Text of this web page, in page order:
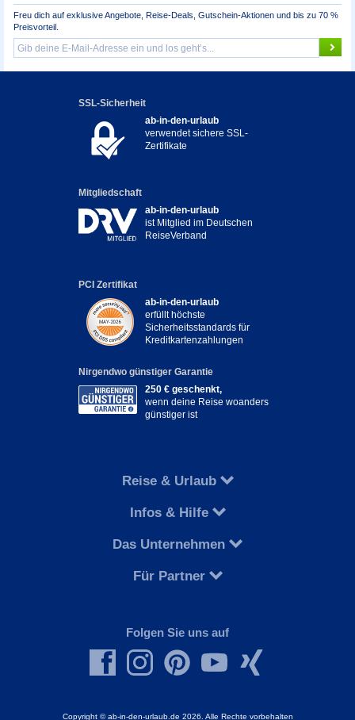
Freu dich auf exklusive Angebote, Reise-Deals, Gutschein-Aktionen und bis zu 70 %
Preisvorteil.
SSL-Sicherheit
ab-in-den-urlaub
verwendet sichere SSL-
Zertifikate
Mitgliedschaft
ab-in-den-urlaub
ist Mitglied im Deutschen
ReiseVerband
PCI Zertifikat
ab-in-den-urlaub
erfüllt höchste
Sicherheitsstandards für
Kreditkartenzahlungen
Nirgendwo günstiger Garantie
250 € geschenkt,
wenn deine Reise woanders
günstiger ist
Reise & Urlaub
Infos & Hilfe
Das Unternehmen
Für Partner
Folgen Sie uns auf
Copyright © ab-in-den-urlaub.de 2026. Alle Rechte vorbehalten